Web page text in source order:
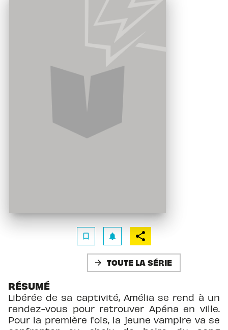
bookmark_border notifications
arrow_forward TOUTE LA SÉRIE
RÉSUMÉ
Libérée de sa captivité, Amélia se rend à un
rendez-vous pour retrouver Apéna en ville.
Pour la première fois, la jeune vampire va se